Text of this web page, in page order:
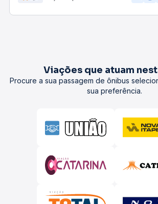
Viações que atuam
Procure a sua passagem de ônibus
sua preferência.